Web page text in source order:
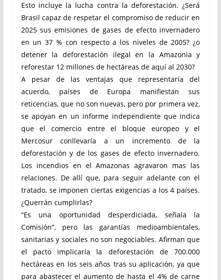
Esto incluye la lucha contra la deforestación. ¿Será
Brasil capaz de respetar el compromiso de reducir en
2025 sus emisiones de gases de efecto invernadero
en un 37 % con respecto a los niveles de 2005? ¿o
detener la deforestación ilegal en la Amazonia y
reforestar 12 millones de hectáreas de aquí al 2030?
A pesar de las ventajas que representaría del
acuerdo, países de Europa manifiestan sus
reticencias, que no son nuevas, pero por primera vez,
se apoyan en un informe independiente que indica
que el comercio entre el bloque europeo y el
Mercosur conllevaría a un incremento de la
deforestación y de los gases de efecto invernadero.
Los incendios en el Amazonas agravaron mas las
relaciones. De allí que, para seguir adelante con el
tratado, se imponen ciertas exigencias a los 4 países.
¿Querrán cumplirlas?
“Es una oportunidad desperdiciada, señala la
Comisión”, pero las garantías medioambientales,
sanitarias y sociales no son negociables. Afirman que
el pacto implicaría la deforestación de 700.000
hectáreas en los seis años tras su aplicación, ya que
para abastecer el aumento de hasta el 4% de carne